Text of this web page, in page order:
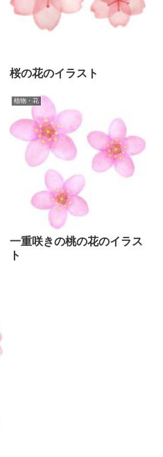
桜の花のイラスト
植物・花
一重咲きの桃の花のイラス
ト